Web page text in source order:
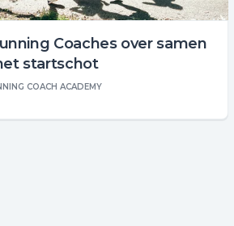
Coaches over samen
startschot
COACH ACADEMY